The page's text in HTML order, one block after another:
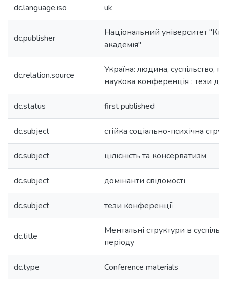
dc.language.iso uk
dc.publisher
Національний університет
академія"
dc.relation.source
Україна: людина, суспільство,
наукова конференція : тези
dc.status first published
dc.subject стійка соціально-психічна
dc.subject цілісність та консерватизм
dc.subject домінанти свідомості
dc.subject тези конференції
dc.title
Ментальні структури в
періоду
dc.type Conference materials